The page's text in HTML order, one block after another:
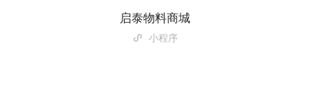
启泰物料商城
小程序